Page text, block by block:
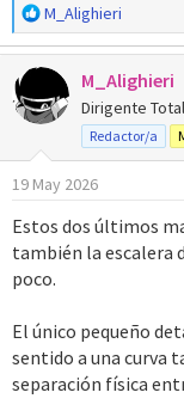
R
e
a
c
i
e
:
M_Alighieri
M_Alighieri
Dirigente
Redactor/a
19 May 2026
Estos dos últimos
también la escalera
poco.
El único pequeño
sentido a una curva
separación física